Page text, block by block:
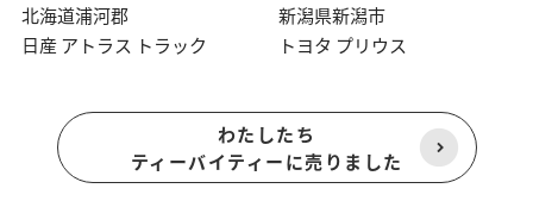
北海道浦河郡
日産 アトラス トラック
新潟県新潟市
トヨタ プリウス
わたしたち
ティーバイティーに売りました